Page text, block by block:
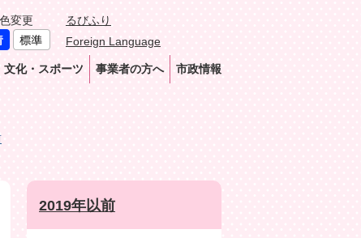
変更
るびふり
Foreign Language
文化・スポーツ 事業者の方へ 市政情報
2019年以前